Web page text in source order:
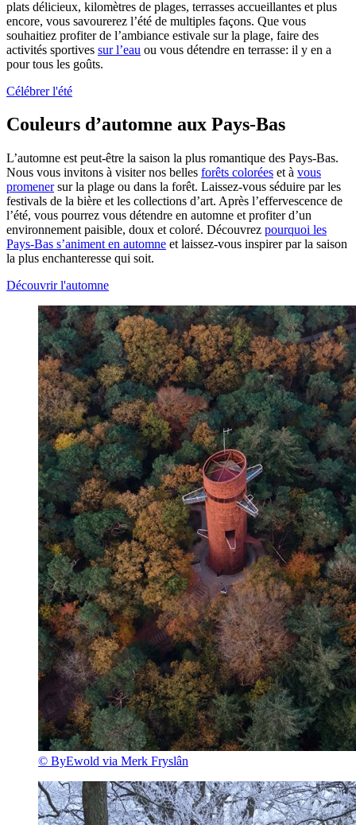
plats délicieux, kilomètres de plages, terrasses accueillantes et plus
encore, vous savourerez l’été de multiples façons. Que vous
souhaitiez profiter de l’ambiance estivale sur la plage, faire des
activités sportives sur l’eau ou vous détendre en terrasse: il y en a
pour tous les goûts.
Célébrer l'été
Couleurs d’automne aux Pays-Bas
L’automne est peut-être la saison la plus romantique des Pays-Bas.
Nous vous invitons à visiter nos belles forêts colorées et à vous
promenersur la plage ou dans la forêt. Laissez-vous séduire par les
festivals de la bière et les collections d’art. Après l’effervescence de
l’été, vous pourrez vous détendre en automne et profiter d’un
environnement paisible, doux et coloré. Découvrez pourquoi les
Pays-Bas s’animent en automne et laissez-vous inspirer par la saison
la plus enchanteresse qui soit.
Découvrir l'automne
© ByEwold via Merk Fryslân